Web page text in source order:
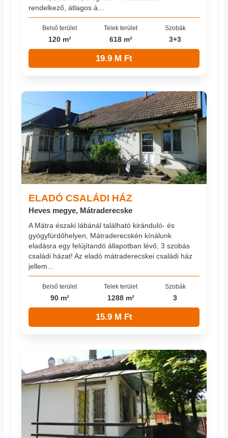
rendelkező, átlagos á...
Belső terület
120 m²
Telek terület
618 m²
Szobák
3+3
19.9 M Ft
ELADÓ CSALÁDI HÁZ
Heves megye, Mátraderecske
A Mátra északi lábánál található kiránduló- és
gyógyfürdőhelyen, Mátraderecskén kínálunk
eladásra egy felújítandó állapotban lévő, 3 szobás
családi házat! Az eladó mátraderecskei családi ház
jellem...
Belső terület
90 m²
Telek terület
1288 m²
Szobák
3
15.9 M Ft